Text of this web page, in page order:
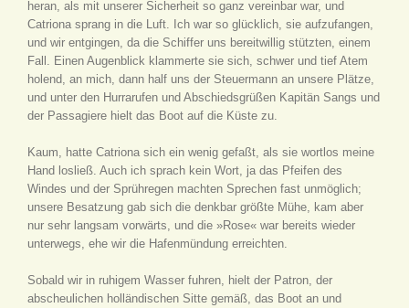
heran, als mit unserer Sicherheit so ganz vereinbar war, und
Catriona sprang in die Luft. Ich war so glücklich, sie aufzufangen,
und wir entgingen, da die Schiffer uns bereitwillig stützten, einem
Fall. Einen Augenblick klammerte sie sich, schwer und tief Atem
holend, an mich, dann half uns der Steuermann an unsere Plätze,
und unter den Hurrarufen und Abschiedsgrüßen Kapitän Sangs und
der Passagiere hielt das Boot auf die Küste zu.
Kaum, hatte Catriona sich ein wenig gefaßt, als sie wortlos meine
Hand losließ. Auch ich sprach kein Wort, ja das Pfeifen des
Windes und der Sprühregen machten Sprechen fast unmöglich;
unsere Besatzung gab sich die denkbar größte Mühe, kam aber
nur sehr langsam vorwärts, und die »Rose« war bereits wieder
unterwegs, ehe wir die Hafenmündung erreichten.
Sobald wir in ruhigem Wasser fuhren, hielt der Patron, der
abscheulichen holländischen Sitte gemäß, das Boot an und